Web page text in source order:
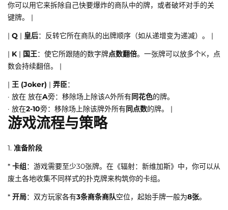
你可以用它来拆除自己快要爆炸的商队中的牌，或者破坏对手的关
键牌。 |
| Q | 皇后：反转它所在商队的出牌顺序（如从递增变为递减）。 |
| K| 国王：使它所跟随的数字牌点数翻倍。一张牌可以放多个K，点
数会持续翻倍。 |
| 王 (Joker) | 弄臣：
· 放在 放在A旁：移除场上除该A外所有同花色的牌。
· 放在2-10旁：移除场上除该牌外所有同点数的牌。 |
游戏流程与策略
1. 准备阶段
* 卡组：游戏需要至少30张牌。在《辐射：新维加斯》中，你可以从
废土各地收集不同样式的扑克牌来构筑你的卡组。
* 开局：双方玩家各有3条商条商队空位，起始手牌一般为8张。